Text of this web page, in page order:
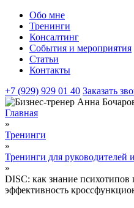
Обо мне
Тренинги
Консалтинг
События и мероприятия
Статьи
Контакты
+7 (929) 929 01 40 Заказать
Главная
»
Тренинги
»
Тренинги для руководителей
»
DISC: как знание психотипов
эффективность